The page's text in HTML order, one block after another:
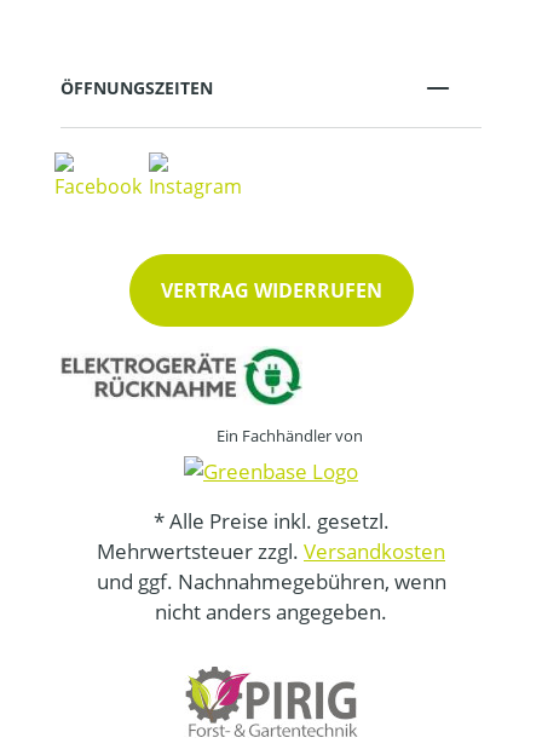
ÖFFNUNGSZEITEN
VERTRAG WIDERRUFEN
Ein Fachhändler von
* Alle Preise inkl. gesetzl.
Mehrwertsteuer zzgl. Versandkosten
und ggf. Nachnahmegebühren, wenn
nicht anders angegeben.